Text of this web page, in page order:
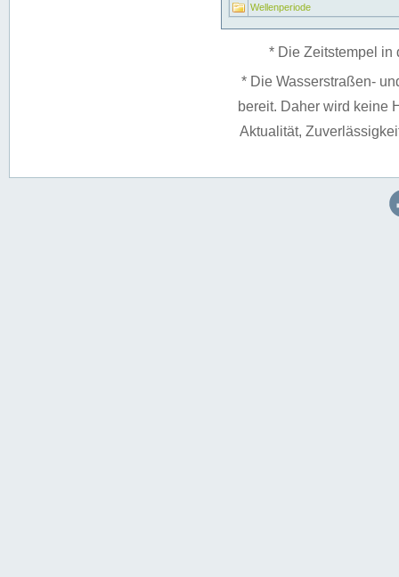
Wellenperiode
* Die Zeitstempel in
* Die Wasserstraßen-
bereit. Daher wird keine
Aktualität,